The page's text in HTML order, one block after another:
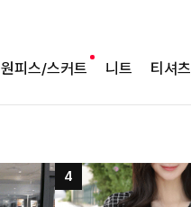
원피스/스커트 니트 티셔츠